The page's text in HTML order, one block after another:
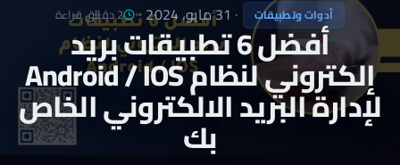
أدوات وتطبيقات · 31 مايو، 2024 · 2 دقائق قراءة
أفضل 6 تطبيقات بريد
إلكتروني لنظام Android / IOS
لإدارة البريد الالكتروني الخاص
بك